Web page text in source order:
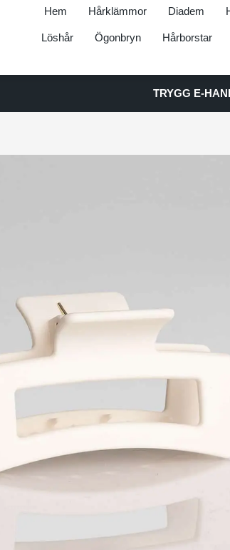
Hem Hårklämmor Diadem
Löshår Ögonbryn Hårborstar
TRYGG E-